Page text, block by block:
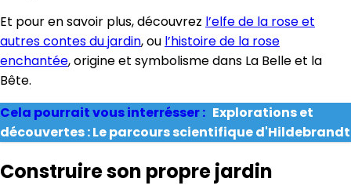
Et pour en savoir plus, découvrez l’elfe de la rose et
autres contes du jardin, ou l’histoire de la rose
enchantée, origine et symbolisme dans La Belle et la
Bête.
Cela pourrait vous interrésser : Explorations et
découvertes : Le parcours scientifique d'Hildebrandt
Construire son propre jardin